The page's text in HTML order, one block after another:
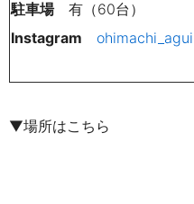
駐車場有（60台）
Instagram
ohimachi_agui
▼場所はこちら